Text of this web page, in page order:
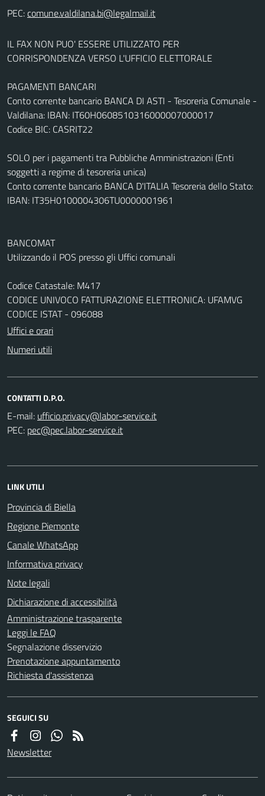
PEC:
IL FAX NON PUO' ESSERE UTILIZZATO PER
CORRISPONDENZA VERSO L'UFFICIO ELETTORALE
PAGAMENTI BANCARI
Conto corrente bancario BANCA DI ASTI - Tesoreria Comunale -
Valdilana: IBAN: IT60H0608510316000007000017
Codice BIC: CASRIT22
SOLO per i pagamenti tra Pubbliche Amministrazioni (Enti
soggetti a regime di tesoreria unica)
Conto corrente bancario BANCA D'ITALIA Tesoreria dello Stato:
IBAN: IT35H0100004306TU0000001961
BANCOMAT
Utilizzando il POS presso gli Uffici comunali
Codice Catastale: M417
CODICE UNIVOCO FATTURAZIONE ELETTRONICA: UFAMVG
CODICE ISTAT - 096088
Uffici e orari
Numeri utili
CONTATTI D.P.O.
E-mail:
PEC:
LINK UTILI
Provincia di Biella
Regione Piemonte
Canale WhatsApp
Informativa privacy
Note legali
Dichiarazione di accessibilità
Amministrazione trasparente
Leggi le FAQ
Segnalazione disservizio
Prenotazione appuntamento
Richiesta d'assistenza
SEGUICI SU
Newsletter